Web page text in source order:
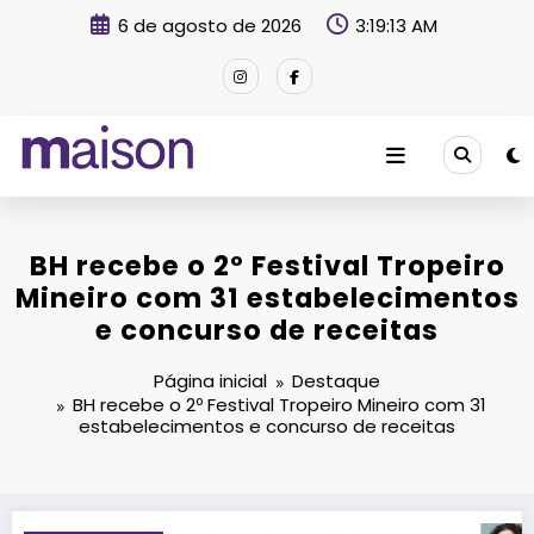
6 de agosto de 2026 3:19:15 AM
Revista Maison
BH recebe o 2º Festival Tropeiro
Mineiro com 31 estabelecimentos
e concurso de receitas
Página inicial
Destaque
BH recebe o 2º Festival Tropeiro Mineiro com 31
estabelecimentos e concurso de receitas